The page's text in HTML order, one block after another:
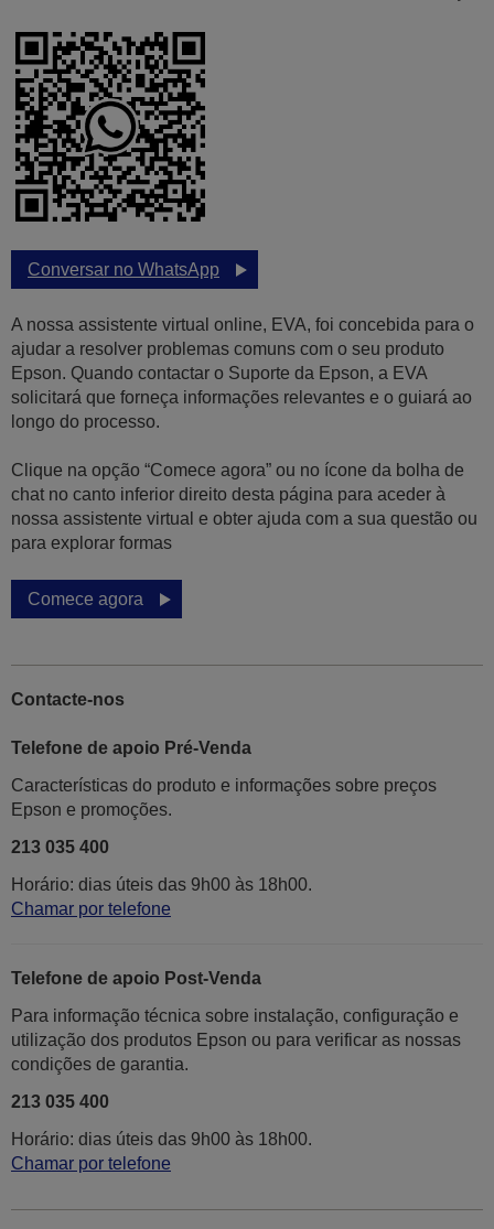
Conversar no WhatsApp
A nossa assistente virtual online, EVA, foi concebida para o
ajudar a resolver problemas comuns com o seu produto
Epson. Quando contactar o Suporte da Epson, a EVA
solicitará que forneça informações relevantes e o guiará ao
longo do processo.
Clique na opção “Comece agora” ou no ícone da bolha de
chat no canto inferior direito desta página para aceder à
nossa assistente virtual e obter ajuda com a sua questão ou
para explorar formas
Comece agora
Contacte-nos
Telefone de apoio Pré-Venda
Características do produto e informações sobre preços
Epson e promoções.
213 035 400
Horário: dias úteis das 9h00 às 18h00.
Chamar por telefone
Telefone de apoio Post-Venda
Para informação técnica sobre instalação, configuração e
utilização dos produtos Epson ou para verificar as nossas
condições de garantia.
213 035 400
Horário: dias úteis das 9h00 às 18h00.
Chamar por telefone